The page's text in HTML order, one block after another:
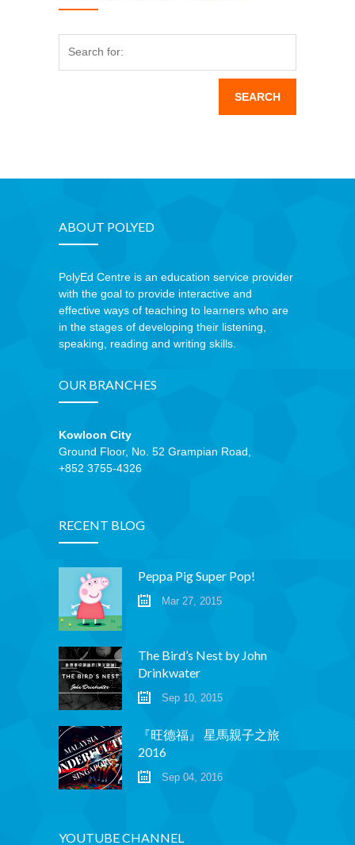
Search for:
ABOUT POLYED
PolyEd Centre is an education service provider
with the goal to provide interactive and
effective ways of teaching to learners who are
in the stages of developing their listening,
speaking, reading and writing skills.
OUR BRANCHES
Kowloon City
Ground Floor, No. 52 Grampian Road,
+852 3755-4326
RECENT BLOG
Peppa Pig Super Pop!
Mar 27, 2015
The Bird’s Nest by John
Drinkwater
Sep 10, 2015
『旺德福』 星馬親子之旅
2016
Sep 04, 2016
YOUTUBE CHANNEL